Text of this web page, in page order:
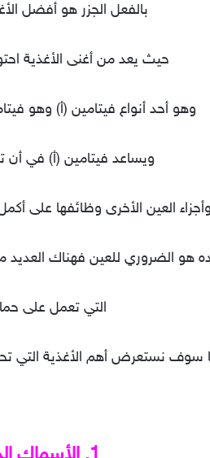
بالفعل الجزر هو أفضل
حيث يعد من أغنى الأغذية
وهو أحد أنواع فيتامين (أ) وهو
ويساعد فيتامين (أ) في أن
وأجزاء العين الأخرى وظائفها على
هو الضروري للعين فهناك العديد
التي تعمل على
سوف نستعرض أهم الأغذية التي